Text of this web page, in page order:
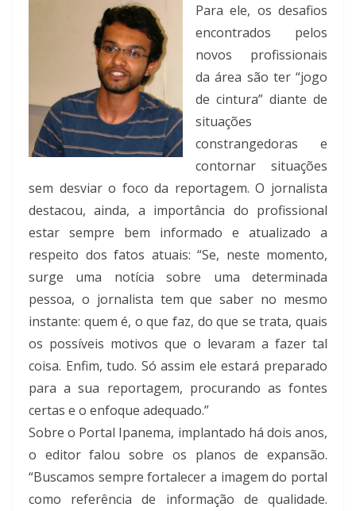
Para ele, os desafios
encontrados pelos
novos profissionais
da área são ter “jogo
de cintura” diante de
situações
constrangedoras e
contornar situações
sem desviar o foco da reportagem. O jornalista
destacou, ainda, a importância do profissional
estar sempre bem informado e atualizado a
respeito dos fatos atuais: “Se, neste momento,
surge uma notícia sobre uma determinada
pessoa, o jornalista tem que saber no mesmo
instante: quem é, o que faz, do que se trata, quais
os possíveis motivos que o levaram a fazer tal
coisa. Enfim, tudo. Só assim ele estará preparado
para a sua reportagem, procurando as fontes
certas e o enfoque adequado.”
Sobre o Portal Ipanema, implantado há dois anos,
o editor falou sobre os planos de expansão.
“Buscamos sempre fortalecer a imagem do portal
como referência de informação de qualidade.